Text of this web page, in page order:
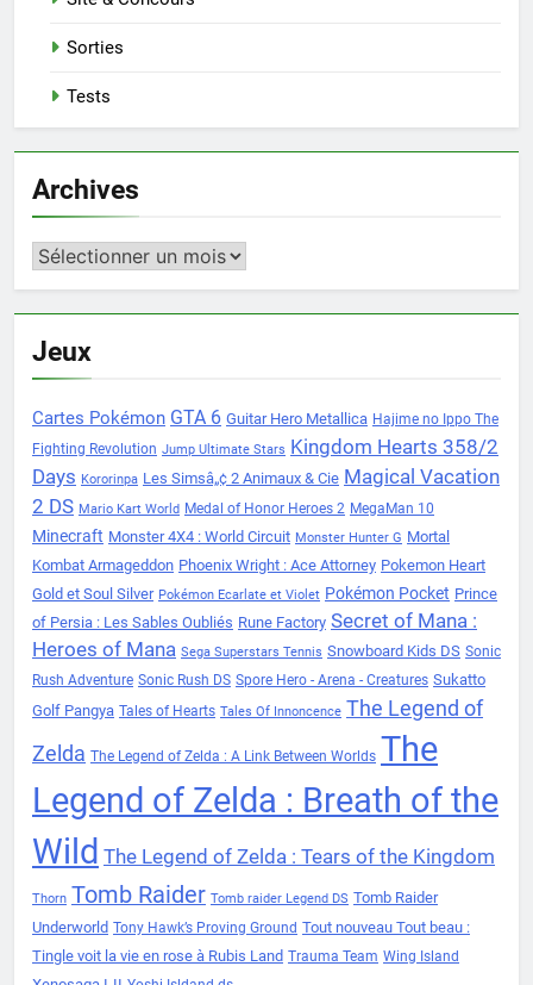
Sorties
Tests
Archives
Archives
Jeux
Cartes Pokémon GTA 6 Guitar Hero Metallica Hajime no Ippo The
Fighting Revolution Jump Ultimate Stars Kingdom Hearts 358/2
Days Kororinpa Les Simsâ„¢ 2 Animaux & Cie Magical Vacation
2 DS Mario Kart World Medal of Honor Heroes 2 MegaMan 10
Minecraft Monster 4X4 : World Circuit Monster Hunter G Mortal
Kombat Armageddon Phoenix Wright : Ace Attorney Pokemon Heart
Gold et Soul Silver Pokémon Ecarlate et Violet Pokémon Pocket Prince
of Persia : Les Sables Oubliés Rune Factory Secret of Mana :
Heroes of Mana Sega Superstars Tennis Snowboard Kids DS Sonic
Rush Adventure Sonic Rush DS Spore Hero - Arena - Creatures Sukatto
Golf Pangya Tales of Hearts Tales Of Innoncence The Legend of
Zelda The Legend of Zelda : A Link Between Worlds The
Legend of Zelda : Breath of the
Wild The Legend of Zelda : Tears of the Kingdom
Thorn Tomb Raider Tomb raider Legend DS Tomb Raider
Underworld Tony Hawk’s Proving Ground Tout nouveau Tout beau :
Tingle voit la vie en rose à Rubis Land Trauma Team Wing Island